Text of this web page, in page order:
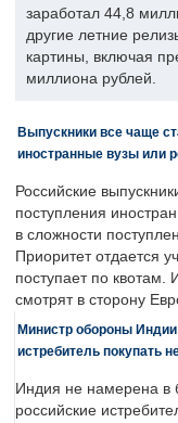
заработал 44,8
другие летние
картины, включая
миллиона рублей.
Выпускники все чаще
иностранные вузы или
Российские
поступления
в сложности
Приоритет отдается
поступает по квотам.
смотрят в сторону
Министр обороны
истребитель покупать
Индия не намерена в
российские